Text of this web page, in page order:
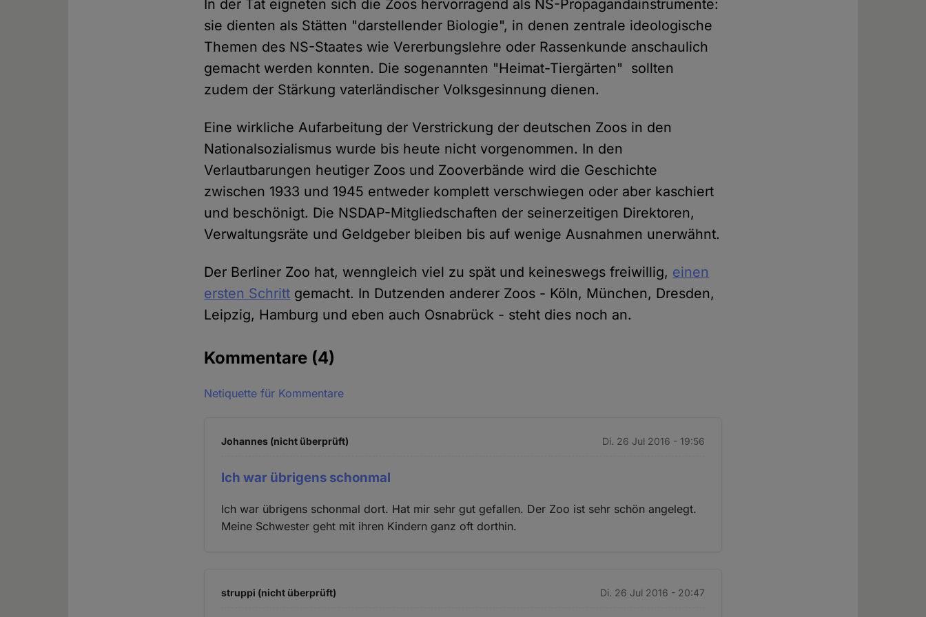
In der Tat eigneten sich die Zoos hervorragend als NS-Propagandainstrumente:
sie dienten als Stätten "darstellender Biologie", in denen zentrale ideologische
Themen des NS-Staates wie Vererbungslehre oder Rassenkunde anschaulich
gemacht werden konnten. Die sogenannten "Heimat-Tiergärten" sollten
zudem der Stärkung vaterländischer Volksgesinnung dienen.
Eine wirkliche Aufarbeitung der Verstrickung der deutschen Zoos in den
Nationalsozialismus wurde bis heute nicht vorgenommen. In den
Verlautbarungen heutiger Zoos und Zooverbände wird die Geschichte
zwischen 1933 und 1945 entweder komplett verschwiegen oder aber kaschiert
und beschönigt. Die NSDAP-Mitgliedschaften der seinerzeitigen Direktoren,
Verwaltungsräte und Geldgeber bleiben bis auf wenige Ausnahmen unerwähnt.
Der Berliner Zoo hat, wenngleich viel zu spät und keineswegs freiwillig, einen
ersten Schritt gemacht. In Dutzenden anderer Zoos - Köln, München, Dresden,
Leipzig, Hamburg und eben auch Osnabrück - steht dies noch an.
Kommentare (4)
Netiquette für Kommentare
Johannes (nicht überprüft) Di. 26 Jul 2016 - 19:56
Ich war übrigens schonmal
Ich war übrigens schonmal dort. Hat mir sehr gut gefallen. Der Zoo ist sehr schön angelegt.
Meine Schwester geht mit ihren Kindern ganz oft dorthin.
struppi (nicht überprüft) Di. 26 Jul 2016 - 20:47